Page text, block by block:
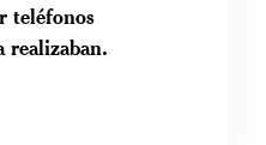
teléfonos
realizaban.